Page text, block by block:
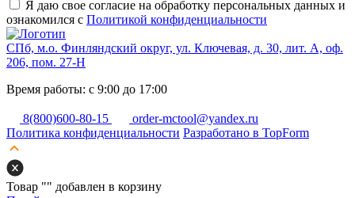
Я даю свое согласие на обработку персональных данных и
ознакомился с Политикой конфиденциальности
СПб, м.о. Финляндский округ, ул. Ключевая, д. 30, лит. А, оф.
206, пом. 27-Н
Время работы: с 9:00 до 17:00
8(800)600-80-15
order-mctool@yandex.ru
Политика конфиденциальности Разработано в TopForm
Товар "" добавлен в корзину